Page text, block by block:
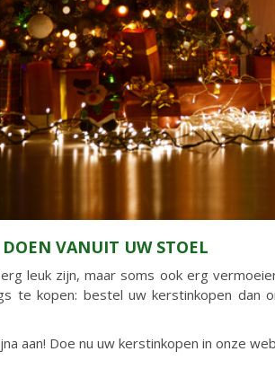
VANUIT UW STOEL
leuk zijn, maar soms ook erg
te kopen: bestel uw kerstinkopen dan
aan! Doe nu uw kerstinkopen in onze